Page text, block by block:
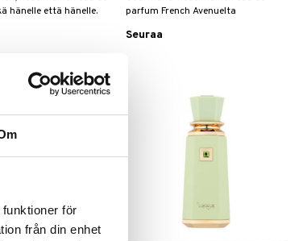
för
från din enhet
hänelle että hänelle.
parfum French Avenuelta
Seuraa
-28%